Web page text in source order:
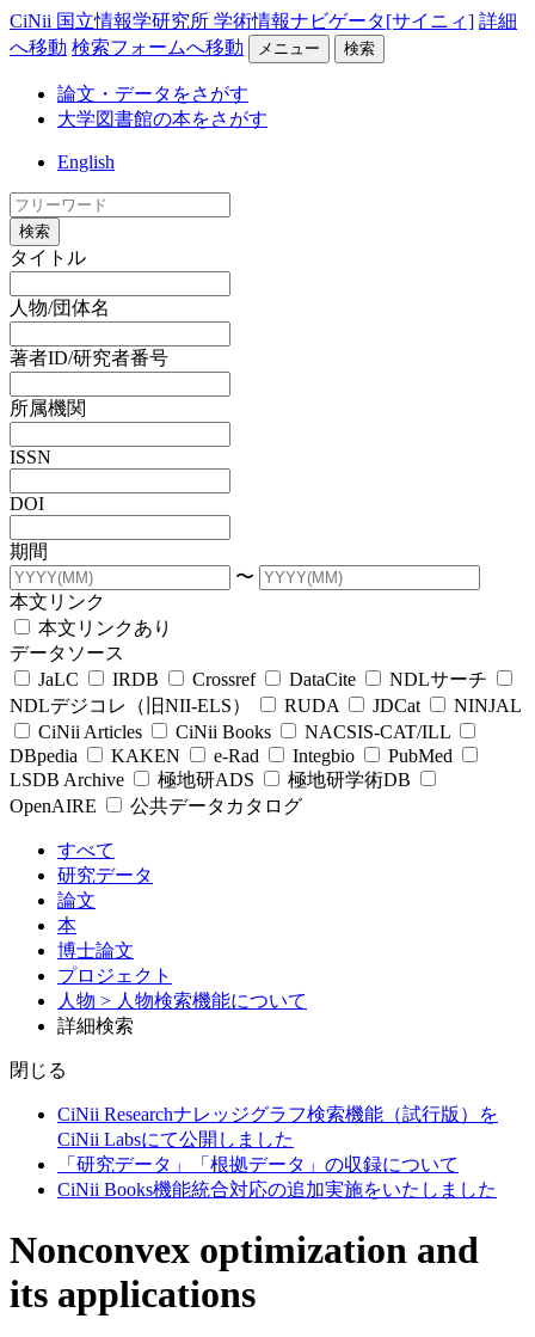
CiNii 国立情報学研究所 学術情報ナビゲータ[サイニィ] 詳細
へ移動 検索フォームへ移動 メニュー 検索
論文・データをさがす
大学図書館の本をさがす
English
検索
タイトル
人物/団体名
著者ID/研究者番号
所属機関
ISSN
DOI
期間
〜
本文リンク
本文リンクあり
データソース
JaLC
IRDB Crossref DataCite
NDLサーチ
NDLデジコレ（旧NII-ELS）
RUDA JDCat
NINJAL
CiNii Articles
CiNii Books
NACSIS-CAT/ILL
DBpedia
KAKEN e-Rad Integbio
PubMed
LSDB Archive
極地研ADS
極地研学術DB
OpenAIRE
公共データカタログ
すべて
研究データ
論文
本
博士論文
プロジェクト
人物 > 人物検索機能について
詳細検索
閉じる
CiNii Researchナレッジグラフ検索機能（試行版）を
CiNii Labsにて公開しました
「研究データ」「根拠データ」の収録について
CiNii Books機能統合対応の追加実施をいたしました
Nonconvex optimization and
its applications